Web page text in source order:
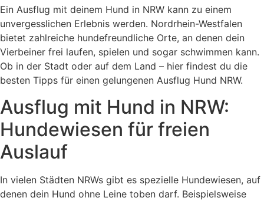
Ein Ausflug mit deinem Hund in NRW kann zu einem
unvergesslichen Erlebnis werden. Nordrhein-Westfalen
bietet zahlreiche hundefreundliche Orte, an denen dein
Vierbeiner frei laufen, spielen und sogar schwimmen kann.
Ob in der Stadt oder auf dem Land – hier findest du die
besten Tipps für einen gelungenen Ausflug Hund NRW.
Ausflug mit Hund in NRW:
Hundewiesen für freien
Auslauf
In vielen Städten NRWs gibt es spezielle Hundewiesen, auf
denen dein Hund ohne Leine toben darf. Beispielsweise